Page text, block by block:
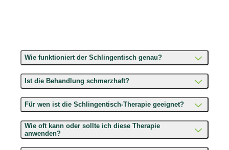
Wie funktioniert der Schlingentisch genau?
Ist die Behandlung schmerzhaft?
Für wen ist die Schlingentisch-Therapie geeignet?
Wie oft kann oder sollte ich diese Therapie
anwenden?